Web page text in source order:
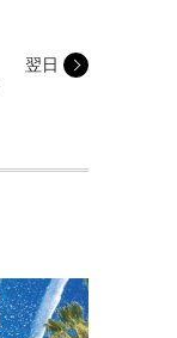
翌日